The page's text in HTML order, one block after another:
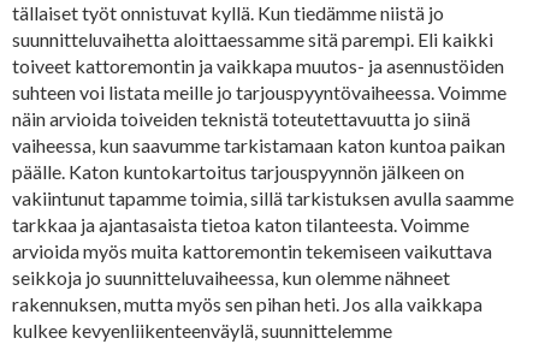
tällaiset työt onnistuvat kyllä. Kun tiedämme niistä jo
suunnitteluvaihetta aloittaessamme sitä parempi. Eli kaikki
toiveet kattoremontin ja vaikkapa muutos- ja asennustöiden
suhteen voi listata meille jo tarjouspyyntövaiheessa. Voimme
näin arvioida toiveiden teknistä toteutettavuutta jo siinä
vaiheessa, kun saavumme tarkistamaan katon kuntoa paikan
päälle. Katon kuntokartoitus tarjouspyynnön jälkeen on
vakiintunut tapamme toimia, sillä tarkistuksen avulla saamme
tarkkaa ja ajantasaista tietoa katon tilanteesta. Voimme
arvioida myös muita kattoremontin tekemiseen vaikuttava
seikkoja jo suunnitteluvaiheessa, kun olemme nähneet
rakennuksen, mutta myös sen pihan heti. Jos alla vaikkapa
kulkee kevyenliikenteenväylä, suunnittelemme